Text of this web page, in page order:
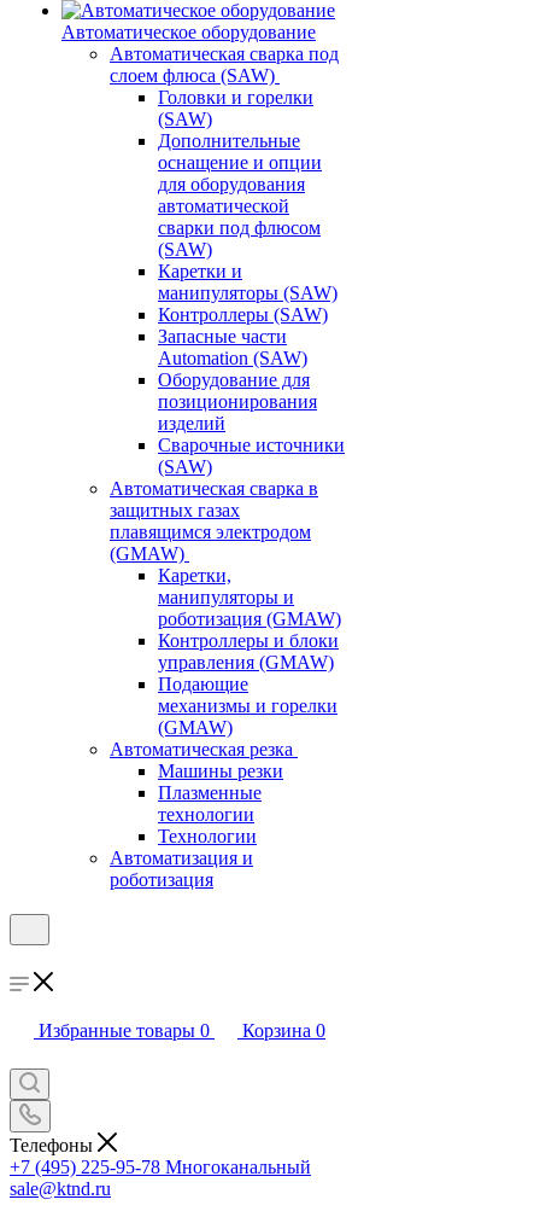
Автоматическое оборудование
Автоматическая сварка под
слоем флюса (SAW)
Головки и горелки
(SAW)
Дополнительные
оснащение и опции
для оборудования
автоматической
сварки под флюсом
(SAW)
Каретки и
манипуляторы (SAW)
Контроллеры (SAW)
Запасные части
Automation (SAW)
Оборудование для
позиционирования
изделий
Сварочные источники
(SAW)
Автоматическая сварка в
защитных газах
плавящимся электродом
(GMAW)
Каретки,
манипуляторы и
роботизация (GMAW)
Контроллеры и блоки
управления (GMAW)
Подающие
механизмы и горелки
(GMAW)
Автоматическая резка
Машины резки
Плазменные
технологии
Технологии
Автоматизация и
роботизация
Избранные товары 0 Корзина 0
Телефоны
+7 (495) 225-95-78 Многоканальный
sale@ktnd.ru